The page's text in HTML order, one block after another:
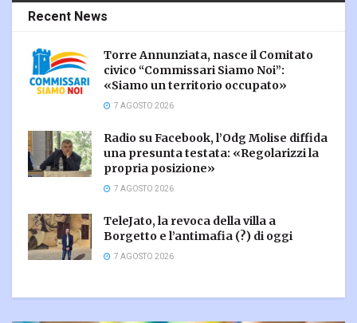
Recent News
Torre Annunziata, nasce il Comitato
civico “Commissari Siamo Noi”:
«Siamo un territorio occupato»
7 AGOSTO 2026
Radio su Facebook, l’Odg Molise diffida
una presunta testata: «Regolarizzi la
propria posizione»
7 AGOSTO 2026
TeleJato, la revoca della villa a
Borgetto e l’antimafia (?) di oggi
7 AGOSTO 2026